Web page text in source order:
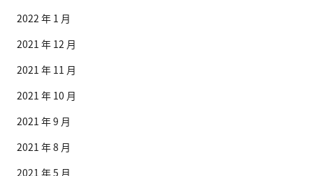
2022 年 1 月
2021 年 12 月
2021 年 11 月
2021 年 10 月
2021 年 9 月
2021 年 8 月
2021 年 5 月